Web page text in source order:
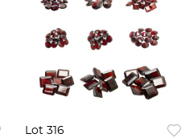
Lot 316